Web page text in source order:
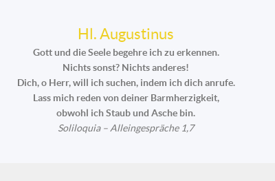
Hl. Augustinus
Gott und die Seele begehre ich zu erkennen.
Nichts sonst? Nichts anderes!
Dich, o Herr, will ich suchen, indem ich dich anrufe.
Lass mich reden von deiner Barmherzigkeit,
obwohl ich Staub und Asche bin.
Soliloquia – Alleingespräche 1,7